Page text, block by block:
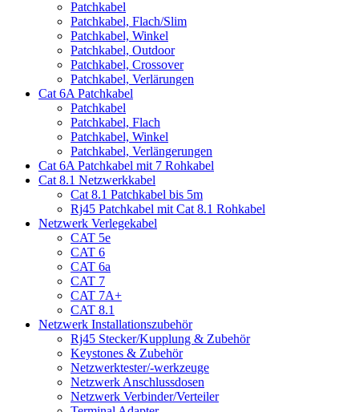
Patchkabel
Patchkabel, Flach/Slim
Patchkabel, Winkel
Patchkabel, Outdoor
Patchkabel, Crossover
Patchkabel, Verlärungen
Cat 6A Patchkabel
Patchkabel
Patchkabel, Flach
Patchkabel, Winkel
Patchkabel, Verlängerungen
Cat 6A Patchkabel mit 7 Rohkabel
Cat 8.1 Netzwerkkabel
Cat 8.1 Patchkabel bis 5m
Rj45 Patchkabel mit Cat 8.1 Rohkabel
Netzwerk Verlegekabel
CAT 5e
CAT 6
CAT 6a
CAT 7
CAT 7A+
CAT 8.1
Netzwerk Installationszubehör
Rj45 Stecker/Kupplung & Zubehör
Keystones & Zubehör
Netzwerktester/-werkzeuge
Netzwerk Anschlussdosen
Netzwerk Verbinder/Verteiler